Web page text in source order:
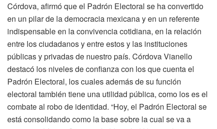
Córdova, afirmó que el Padrón Electoral se ha convertido
en un pilar de la democracia mexicana y en un referente
indispensable en la convivencia cotidiana, en la relación
entre los ciudadanos y entre estos y las instituciones
públicas y privadas de nuestro país. Córdova Vianello
destacó los niveles de confianza con los que cuenta el
Padrón Electoral, los cuales además de su función
electoral también tiene una utilidad pública, como los es el
combate al robo de identidad. “Hoy, el Padrón Electoral se
está consolidando como la base sobre la cual se va a